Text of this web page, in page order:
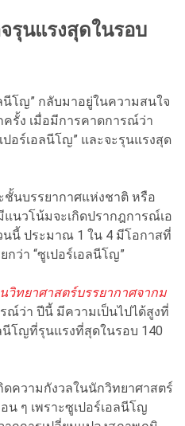
รุนแรงสุดในรอบ
นีโญ” กลับมาอยู่ในความสนใจ
รั้ง เมื่อมีการคาดการณ์ว่า
อร์เอลนีโญ” และจะรุนแรงสุด
นบรรยากาศแห่งชาติ หรือ
แนวโน้มจะเกิดปรากฎการณ์เอ
นนี้ ประมาณ 1 ใน 4 มีโอกาสที่
ว่า “ซูเปอร์เอลนีโญ”
วิทยาศาสตร์บรรยากาศจากม
ณ์ว่า ปีนี้ มีความเป็นไปได้สูงที่
โญที่รุนแรงที่สุดในรอบ 140
ความกังวลในนักวิทยาศาสตร์
ๆ เพราะซูเปอร์เอลนีโญ